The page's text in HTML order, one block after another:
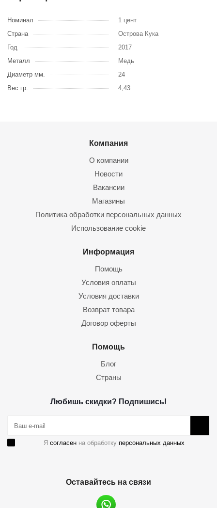
Номинал
1 цент
Страна
Острова Кука
Год
2017
Металл
Медь
Диаметр мм.
24
Вес гр.
4,43
Компания
О компании
Новости
Вакансии
Магазины
Политика обработки персональных данных
Использование cookie
Информация
Помощь
Условия оплаты
Условия доставки
Возврат товара
Договор оферты
Помощь
Блог
Страны
Любишь скидки? Подпишись!
Я согласен на обработку персональных данных
Оставайтесь на связи